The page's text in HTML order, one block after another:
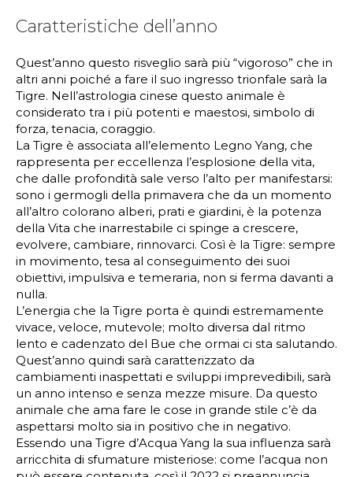
Caratteristiche dell’anno
Quest’anno questo risveglio sarà più “vigoroso” che in
altri anni poiché a fare il suo ingresso trionfale sarà la
Tigre. Nell’astrologia cinese questo animale è
considerato tra i più potenti e maestosi, simbolo di
forza, tenacia, coraggio.
La Tigre è associata all’elemento Legno Yang, che
rappresenta per eccellenza l’esplosione della vita,
che dalle profondità sale verso l’alto per manifestarsi:
sono i germogli della primavera che da un momento
all’altro colorano alberi, prati e giardini, è la potenza
della Vita che inarrestabile ci spinge a crescere,
evolvere, cambiare, rinnovarci. Così è la Tigre: sempre
in movimento, tesa al conseguimento dei suoi
obiettivi, impulsiva e temeraria, non si ferma davanti a
nulla.
L’energia che la Tigre porta è quindi estremamente
vivace, veloce, mutevole; molto diversa dal ritmo
lento e cadenzato del Bue che ormai ci sta salutando.
Quest’anno quindi sarà caratterizzato da
cambiamenti inaspettati e sviluppi imprevedibili, sarà
un anno intenso e senza mezze misure. Da questo
animale che ama fare le cose in grande stile c’è da
aspettarsi molto sia in positivo che in negativo.
Essendo una Tigre d’Acqua Yang la sua influenza sarà
arricchita di sfumature misteriose: come l’acqua non